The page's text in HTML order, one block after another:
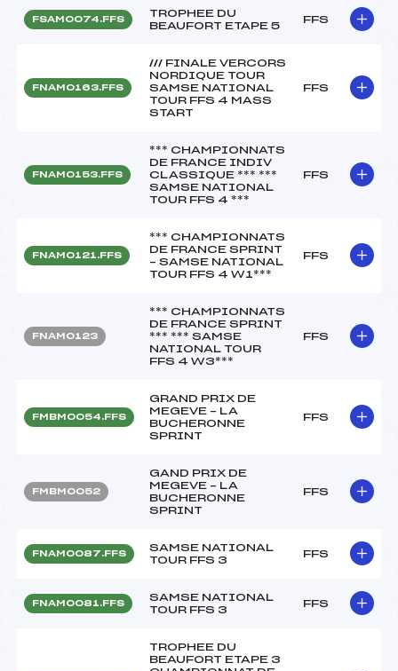
FSAM0074.FFS
TROPHEE DU
BEAUFORT ETAPE 5
FFS
FNAM0163.FFS
/// FINALE VERCORS
NORDIQUE TOUR
SAMSE NATIONAL
TOUR FFS 4 MASS
START
FFS
FNAM0153.FFS
*** CHAMPIONNATS
DE FRANCE INDIV
CLASSIQUE *** ***
SAMSE NATIONAL
TOUR FFS 4 ***
FFS
FNAM0121.FFS
*** CHAMPIONNATS
DE FRANCE SPRINT
– SAMSE NATIONAL
TOUR FFS 4 W1***
FFS
FNAM0123
*** CHAMPIONNATS
DE FRANCE SPRINT
*** *** SAMSE
NATIONAL TOUR
FFS 4 W3***
FFS
FMBM0054.FFS
GRAND PRIX DE
MEGEVE – LA
BUCHERONNE
SPRINT
FFS
FMBM0052
GAND PRIX DE
MEGEVE – LA
BUCHERONNE
SPRINT
FFS
FNAM0087.FFS
SAMSE NATIONAL
TOUR FFS 3
FFS
FNAM0081.FFS
SAMSE NATIONAL
TOUR FFS 3
FFS
TROPHEE DU
BEAUFORT ETAPE 3